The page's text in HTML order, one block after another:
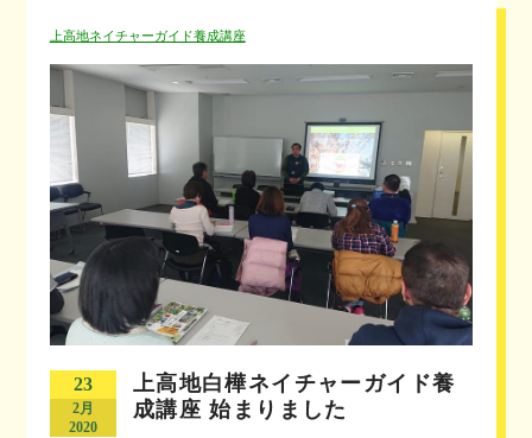
上高地ネイチャーガイド養成講座
23
2月
2020
上高地白樺ネイチャーガイド養
成講座 始まりました